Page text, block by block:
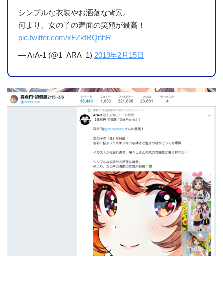
シンプルな衣装やお洒落な背景。
何より、女の子の満面の笑顔が最高！
pic.twitter.com/xFZkfRQnhR
— ArA-1 (@1_ARA_1) 2019年2月15日